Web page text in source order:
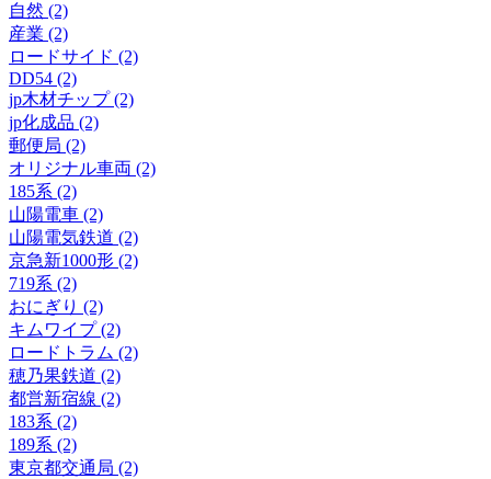
自然 (2)
産業 (2)
ロードサイド (2)
DD54 (2)
jp木材チップ (2)
jp化成品 (2)
郵便局 (2)
オリジナル車両 (2)
185系 (2)
山陽電車 (2)
山陽電気鉄道 (2)
京急新1000形 (2)
719系 (2)
おにぎり (2)
キムワイプ (2)
ロードトラム (2)
穂乃果鉄道 (2)
都営新宿線 (2)
183系 (2)
189系 (2)
東京都交通局 (2)